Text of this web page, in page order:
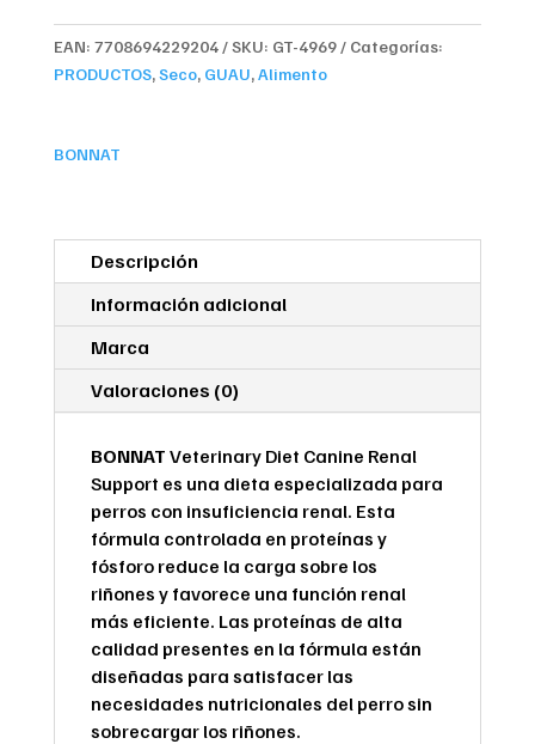
Renal
Support
-
Renal
EAN: 7708694229204 SKU: GT-4969
Categorías:
PRODUCTOS,Seco, GUAU,Alimento
BONNAT
Descripción
Información adicional
Marca
Valoraciones (0)
BONNAT Veterinary Diet Canine Renal
Support es una dieta especializada para
perros con insuficiencia renal. Esta
fórmula controlada en proteínas y
fósforo reduce la carga sobre los
riñones y favorece una función renal
más eficiente. Las proteínas de alta
calidad presentes en la fórmula están
diseñadas para satisfacer las
necesidades nutricionales del perro sin
sobrecargar los riñones.